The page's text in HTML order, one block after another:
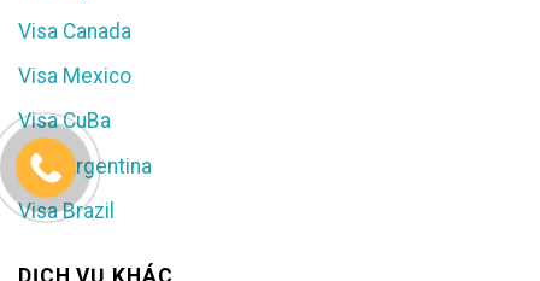
Visa Canada
Visa Mexico
Visa CuBa
Visa Argentina
Visa Brazil
DỊCH VỤ KHÁC